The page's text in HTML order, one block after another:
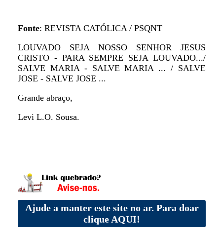
Fonte: REVISTA CATÓLICA / PSQNT
LOUVADO SEJA NOSSO SENHOR JESUS
CRISTO - PARA SEMPRE SEJA LOUVADO.../
SALVE MARIA - SALVE MARIA ... / SALVE
JOSE - SALVE JOSE ...
Grande abraço,
Levi L.O. Sousa.
Ajude a manter este site no ar. Para doar
clique AQUI!